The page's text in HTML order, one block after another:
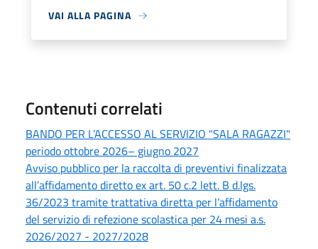
VAI ALLA PAGINA
Contenuti correlati
BANDO PER L’ACCESSO AL SERVIZIO "SALA RAGAZZI"
periodo ottobre 2026– giugno 2027
Avviso pubblico per la raccolta di preventivi finalizzata
all’affidamento diretto ex art. 50 c.2 lett. B d.lgs.
36/2023 tramite trattativa diretta per l’affidamento
del servizio di refezione scolastica per 24 mesi a.s.
2026/2027 - 2027/2028